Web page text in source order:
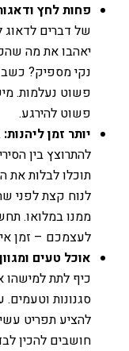
פחות לחץ
של דברים
יאהבו את מה
נקי מספיק?
פשוט נעלמות.
פשוט להירגע.
יותר זמן ליהנות:
להתרוצץ בין
תוכלו לבלות את
לנוח קצת לפני
ממנו במלואו.
לעצמכם – זמן
אוכל טעים
כיף לתת למישהו
סגנונות וטעמים.
להציע תפריט
חושבים להכין